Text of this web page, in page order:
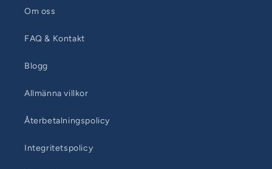
Om oss
FAQ & Kontakt
Blogg
Allmänna villkor
Återbetalningspolicy
Integritetspolicy